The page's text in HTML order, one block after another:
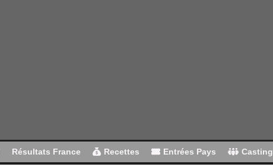
Résultats France Recettes Entrées Pays Casting